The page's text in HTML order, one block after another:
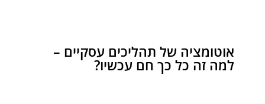
אוטומציה של תהליכים עסקיים –
למה זה כל כך חם עכשיו?